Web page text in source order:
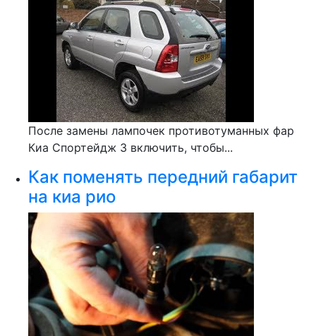
После замены лампочек противотуманных фар
Киа Спортейдж 3 включить, чтобы...
Как поменять передний габарит
на киа рио